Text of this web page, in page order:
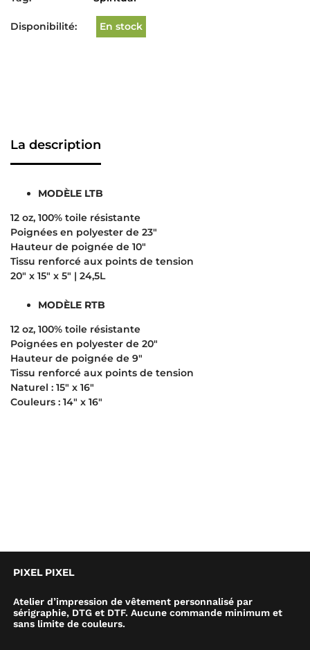
Disponibilité: En stock
La description
MODÈLE LTB
12 oz, 100% toile résistante
Poignées en polyester de 23″
Hauteur de poignée de 10″
Tissu renforcé aux points de tension
20″ x 15″ x 5″ | 24,5L
MODÈLE RTB
12 oz, 100% toile résistante
Poignées en polyester de 20″
Hauteur de poignée de 9″
Tissu renforcé aux points de tension
Naturel : 15″ x 16″
Couleurs : 14″ x 16″
PIXEL PIXEL
Atelier d’impression de vêtement personnalisé par
sérigraphie, DTG et DTF. Aucune commande minimum et
sans limite de couleurs.